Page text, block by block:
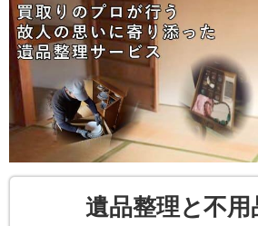
遺品整理と不用